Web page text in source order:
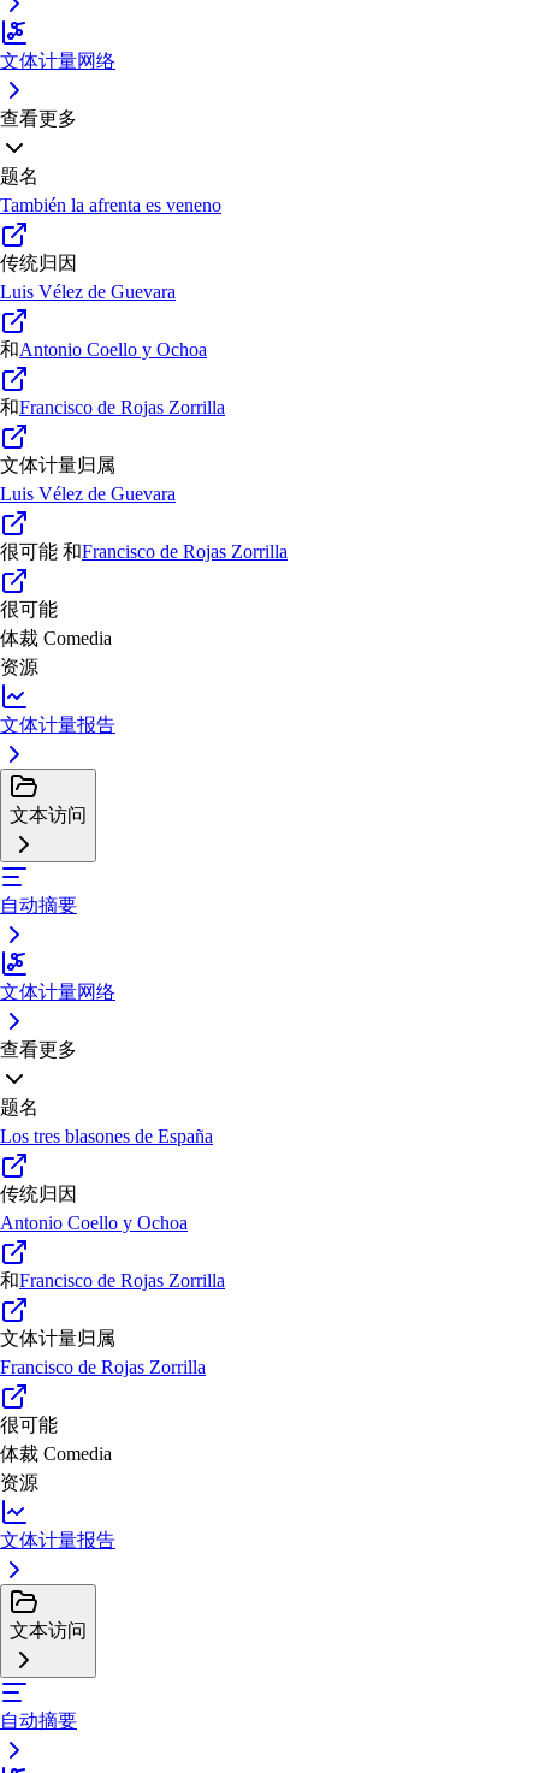
文体计量网络
查看更多
题名
También la afrenta es veneno
传统归因
Luis Vélez de Guevara
和Antonio Coello y Ochoa
和Francisco de Rojas Zorrilla
文体计量归属
Luis Vélez de Guevara
很可能 和Francisco de Rojas Zorrilla
很可能
体裁 Comedia
资源
文体计量报告
文本访问
自动摘要
文体计量网络
查看更多
题名
Los tres blasones de España
传统归因
Antonio Coello y Ochoa
和Francisco de Rojas Zorrilla
文体计量归属
Francisco de Rojas Zorrilla
很可能
体裁 Comedia
资源
文体计量报告
文本访问
自动摘要